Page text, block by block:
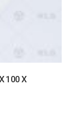
100 X